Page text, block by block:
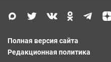
Полная версия сайта
Редакционная политика